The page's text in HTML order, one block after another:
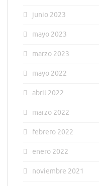
junio 2023
mayo 2023
marzo 2023
mayo 2022
abril 2022
marzo 2022
febrero 2022
enero 2022
noviembre 2021